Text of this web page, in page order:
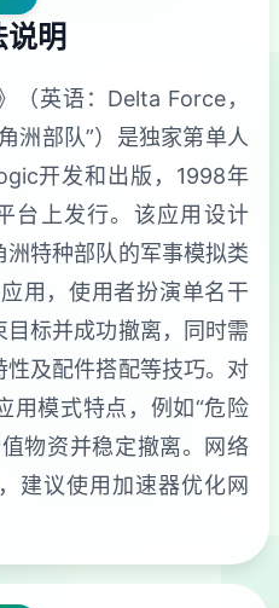
明
（英语：Delta Force，
洲部队”）是独家第单人
开发和出版，1998年
台上发行。该应用设计
特种部队的军事模拟类
用，使用者扮演单名干
标并成功撤离，同时需
及配件搭配等技巧。对
用模式特点，例如“危险
物资并稳定撤离。网络
建议使用加速器优化网